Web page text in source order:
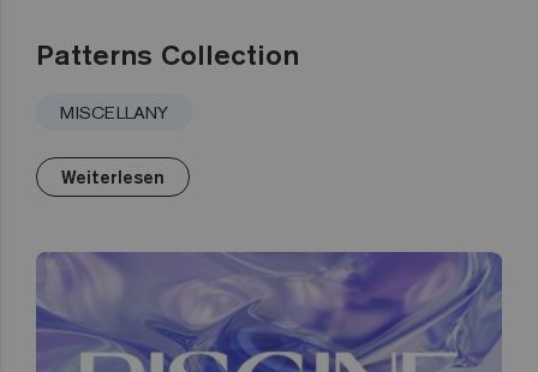
Patterns Collection
MISCELLANY
Weiterlesen